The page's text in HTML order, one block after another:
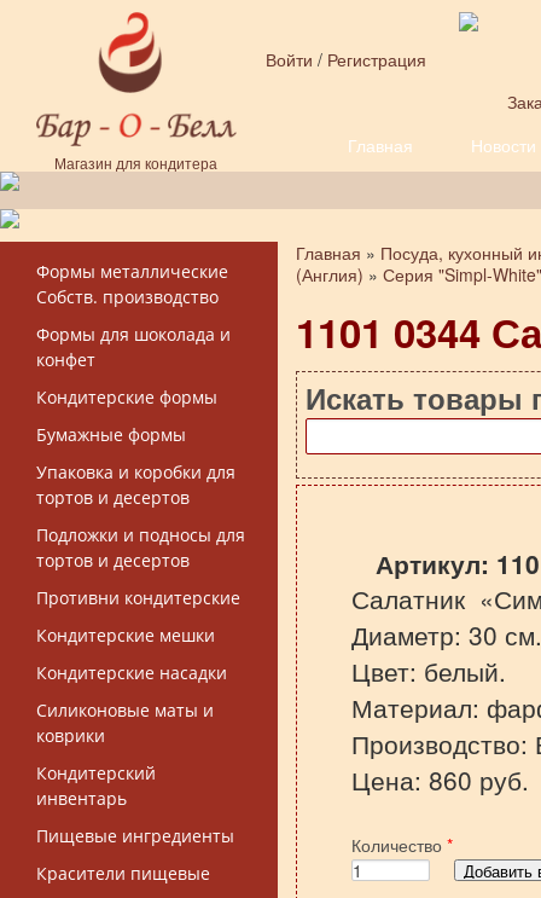
Перейти к основному содержанию
Магазин для кондитера
Войти / Регистрация
Главная
Новости
Форма поиска
Формы металлические
Собств. производство
Формы для шоколада и
конфет
Кондитерские формы
Бумажные формы
Упаковка и коробки для
тортов и десертов
Подложки и подносы для
тортов и десертов
Противни кондитерские
Кондитерские мешки
Кондитерские насадки
Силиконовые маты и
коврики
Кондитерский
инвентарь
Пищевые ингредиенты
Красители пищевые
Вы здесь
Главная » Посуда, кухонный
(Англия) » Серия "Simpl-White"
1101 0344
Искать товары
Артикул:
Салатник
Диаметр: 30 см.
Цвет: белый.
Материал:
Производство:
Цена: 860 руб.
Количество *